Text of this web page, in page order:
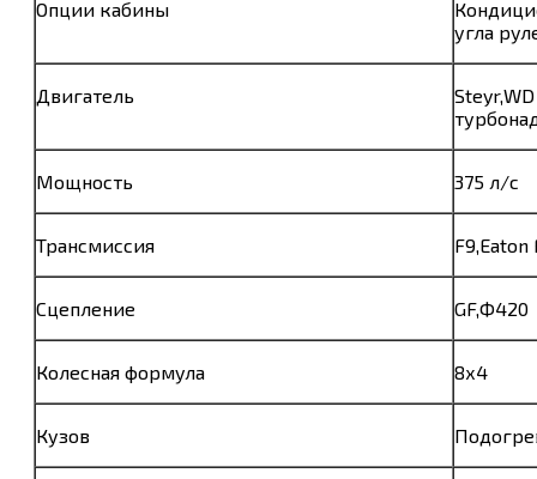
Опции кабины
угла
Двигатель
Мощность 375 л/с
Трансмиссия F9,Eaton
Сцепление GF,Ф420
Колесная формула 8х4
Кузов